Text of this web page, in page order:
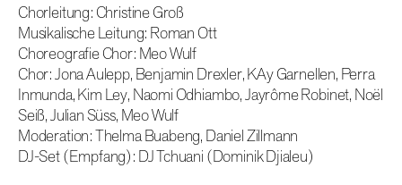
Chorleitung: Christine Groß
Musikalische Leitung: Roman Ott
Choreografie Chor: Meo Wulf
Chor: Jona Aulepp, Benjamin Drexler, KAy Garnellen, Perra
Inmunda, Kim Ley, Naomi Odhiambo, Jayrôme Robinet, Noël
Seiß, Julian Süss, Meo Wulf
Moderation: Thelma Buabeng, Daniel Zillmann
DJ-Set (Empfang): DJ Tchuani (Dominik Djialeu)